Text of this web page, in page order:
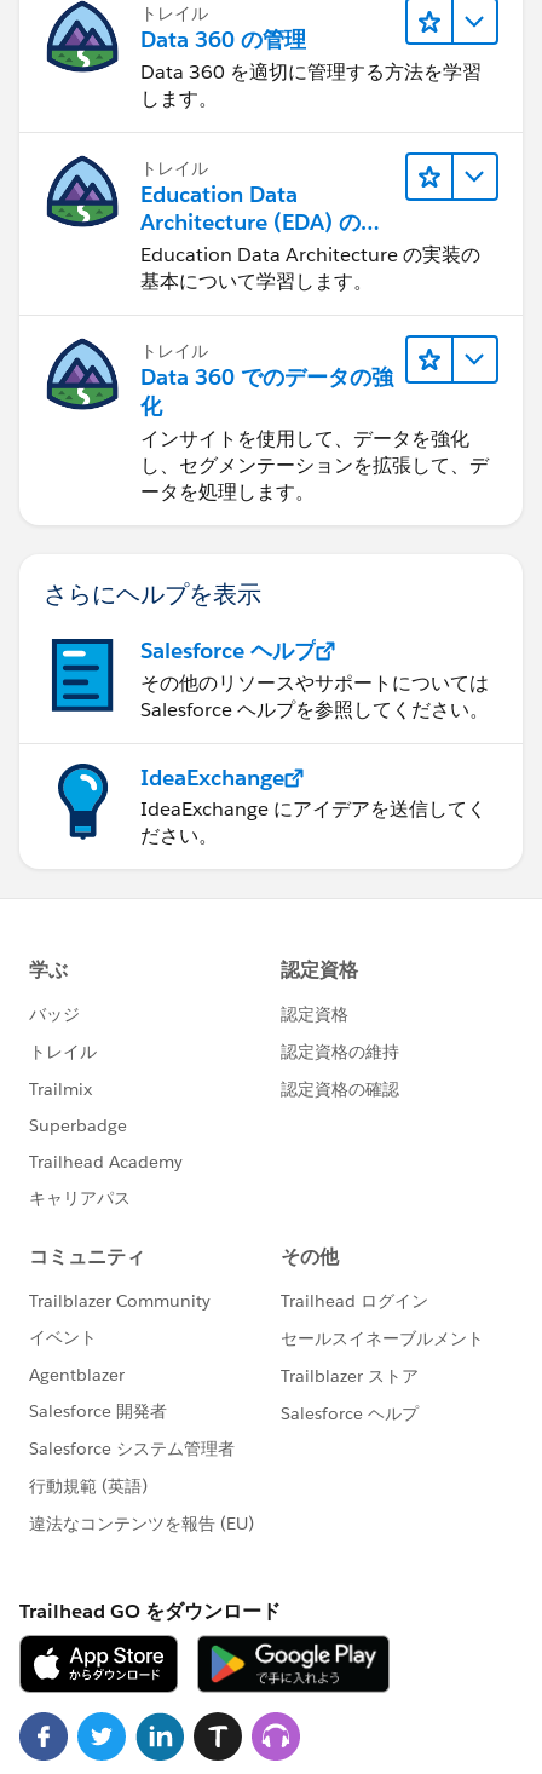
トレイル
Data 360 の管理
Data 360 を適切に管理する方法を学習
します。
トレイル
Education Data
Architecture (EDA) の管
理
Education Data Architecture の実装の
基本について学習します。
トレイル
Data 360 でのデータの強
化
インサイトを使用して、データを強化
し、セグメンテーションを拡張して、デ
ータを処理します。
さらにヘルプを表示
Salesforce ヘルプ
その他のリソースやサポートについては
Salesforce ヘルプを参照してください。
IdeaExchange
IdeaExchange にアイデアを送信してく
ださい。